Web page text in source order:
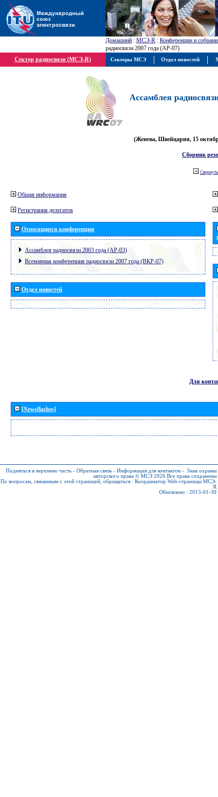
Домашний : МСЭ-R : Конференции и
радиосвязи 2007 года (АР-07)
Сектор радиосвязи (МСЭ-R)
Ассамблея
(Женева, Швейцария, 15
Сборник
Свернуть
Общая информация
Регистрация делегатов
Относящиеся конференции
Ассамблея радиосвязи 2003 года (АР-03)
Всемирная конференция радиосвязи 2007 года (ВКР-07)
Отдел новостей
Для
[Newsflashes]
Подняться в верхнюю часть - Обратная связь - Информация для контактов - Знак охраны
авторского права © МСЭ 2026 Все права сохранены
По вопросам, связанным с этой страницей, обращаться : Координатор Web-страницы МСЭ-
R
Обновлено : 2013-01-30
Секторы МСЭ Отдел новостей